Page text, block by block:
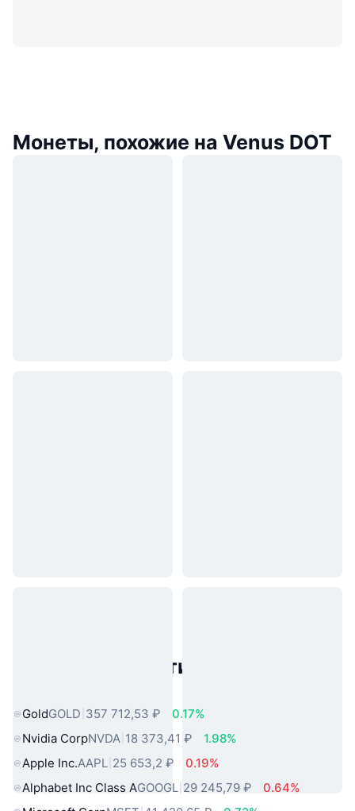
Монеты, похожие на Venus DOT
Популярные активы реального
GoldGOLD 357 712,53 ₽
0.17%
Nvidia CorpNVDA 18 373,41 ₽
1.98%
Apple Inc.AAPL 25 653,2 ₽
0.19%
Alphabet Inc Class AGOOGL 29 245,79 ₽
0.64%